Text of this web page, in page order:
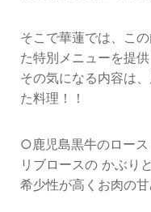
そこで華蓮では、こ
た特別メニューを提供
その気になる内容は
た料理！！
○鹿児島黒牛のロー
リブロースの かぶり
希少性が高くお肉の